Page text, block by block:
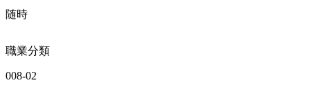
随時
職業分類
008-02